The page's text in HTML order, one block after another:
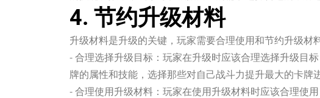
4. 节约升级材料
升级材料是升级的关键，玩家需要合理使用和节约升级材
- 合理选择升级目标：玩家在升级时应该合理选择升级目
牌的属性和技能，选择那些对自己战斗力提升最大的卡牌
- 合理使用升级材料：玩家在使用升级材料时应该合理使